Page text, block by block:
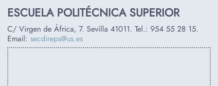
ESCUELA POLITÉCNICA SUPERIOR
C/ Virgen de África, 7. Sevilla 41011. Tel.: 954 55 28 15.
Email: secdireps@us.es